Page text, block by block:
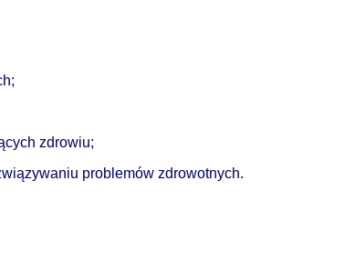
zdrowiu;
problemów zdrowotnych.